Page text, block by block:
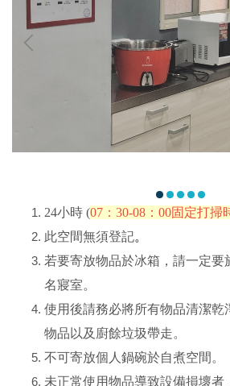
24小時 (07：30-08：00固定打掃
此空間無須登記。
若要寄放物品於冰箱，請一定要
名寢室。
使用後請務必將所有物品清潔乾
物品以及廚餘垃圾帶走。
不可寄放個人鍋碗於自煮空間。
未正常使用物品導致設備損壞者